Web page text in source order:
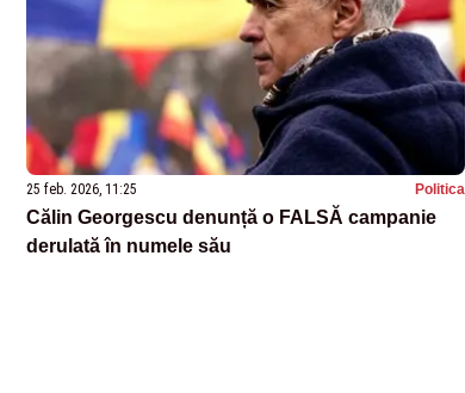
25 feb. 2026, 11:25 Politica
Călin Georgescu denunță o FALSĂ campanie
derulată în numele său